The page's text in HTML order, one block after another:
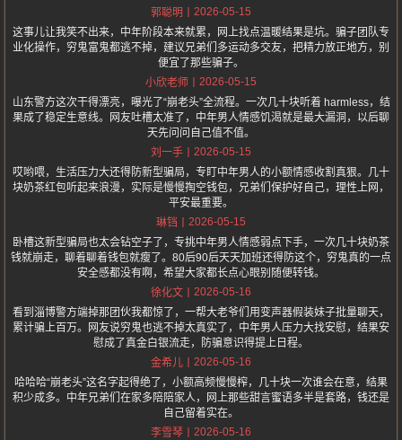
郭聪明
2026-05-15
这事儿让我笑不出来，中年阶段本来就累，网上找点温暖结果是坑。骗子团队专
业化操作，穷鬼富鬼都逃不掉，建议兄弟们多运动多交友，把精力放正地方，别
便宜了那些骗子。
小欣老师
2026-05-15
山东警方这次干得漂亮，曝光了“崩老头”全流程。一次几十块听着 harmless，结
果成了稳定生意线。网友吐槽太准了，中年男人情感饥渴就是最大漏洞，以后聊
天先问问自己值不值。
刘一手
2026-05-15
哎哟喂，生活压力大还得防新型骗局，专盯中年男人的小额情感收割真狠。几十
块奶茶红包听起来浪漫，实际是慢慢掏空钱包，兄弟们保护好自己，理性上网，
平安最重要。
琳铛
2026-05-15
卧槽这新型骗局也太会钻空子了，专挑中年男人情感弱点下手，一次几十块奶茶
钱就崩走，聊着聊着钱包就瘦了。80后90后天天加班还得防这个，穷鬼真的一点
安全感都没有啊，希望大家都长点心眼别随便转钱。
徐化文
2026-05-16
看到淄博警方端掉那团伙我都惊了，一帮大老爷们用变声器假装妹子批量聊天，
累计骗上百万。网友说穷鬼也逃不掉太真实了，中年男人压力大找安慰，结果安
慰成了真金白银流走，防骗意识得提上日程。
金希儿
2026-05-16
哈哈哈“崩老头”这名字起得绝了，小额高频慢慢榨，几十块一次谁会在意，结果
积少成多。中年兄弟们在家多陪陪家人，网上那些甜言蜜语多半是套路，钱还是
自己留着实在。
李雪琴
2026-05-16